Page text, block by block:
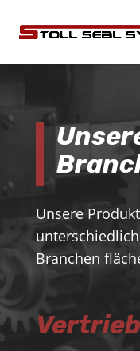
Unsere
Branchen
Vertrieb